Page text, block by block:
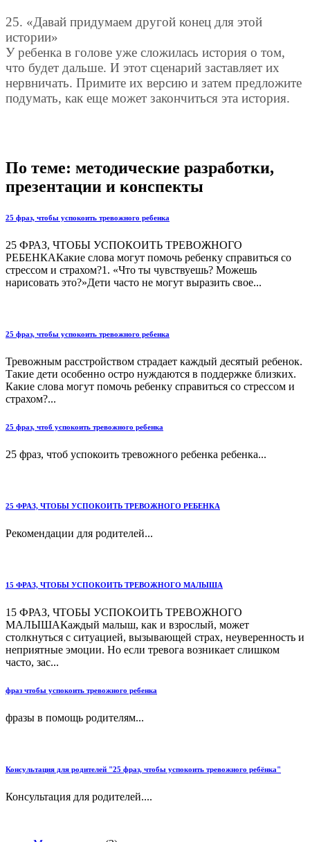
25. «Давай придумаем другой конец для этой
истории»
У ребенка в голове уже сложилась история о том,
что будет дальше. И этот сценарий заставляет их
нервничать. Примите их версию и затем предложите
подумать, как еще может закончиться эта история.
По теме: методические разработки,
презентации и конспекты
25 фраз, чтобы успокоить тревожного ребенка
25 ФРАЗ, ЧТОБЫ УСПОКОИТЬ ТРЕВОЖНОГО
РЕБЕНКАКакие слова могут помочь ребенку справиться со
стрессом и страхом?1. «Что ты чувствуешь? Можешь
нарисовать это?»Дети часто не могут выразить свое...
25 фраз, чтобы успокоить тревожного ребенка
Тревожным расстройством страдает каждый десятый ребенок.
Такие дети особенно остро нуждаются в поддержке близких.
Какие слова могут помочь ребенку справиться со стрессом и
страхом?...
25 фраз, чтоб успокоить тревожного ребенка
25 фраз, чтоб успокоить тревожного ребенка ребенка...
25 ФРАЗ, ЧТОБЫ УСПОКОИТЬ ТРЕВОЖНОГО РЕБЕНКА
Рекомендации для родителей...
15 ФРАЗ, ЧТОБЫ УСПОКОИТЬ ТРЕВОЖНОГО МАЛЫША
15 ФРАЗ, ЧТОБЫ УСПОКОИТЬ ТРЕВОЖНОГО
МАЛЫШАКаждый малыш, как и взрослый, может
столкнуться с ситуацией, вызывающей страх, неуверенность и
неприятные эмоции. Но если тревога возникает слишком
часто, зас...
фраз чтобы успокоить тревожного ребенка
фразы в помощь родителям...
Консультация для родителей "25 фраз, чтобы успокоить тревожного ребёнка"
Консультация для родителей....